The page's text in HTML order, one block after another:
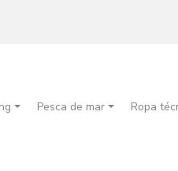
Pesca de mar Ropa